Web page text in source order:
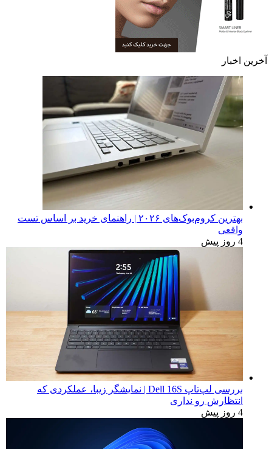
آخرین اخبار
بهترین کروم‌بوک‌های ۲۰۲۶ | راهنمای خرید بر اساس تست
واقعی
4 روز پیش
بررسی لپ‌تاپ Dell 16S | نمایشگر زیبا، عملکردی که
انتظارش رو نداری
4 روز پیش